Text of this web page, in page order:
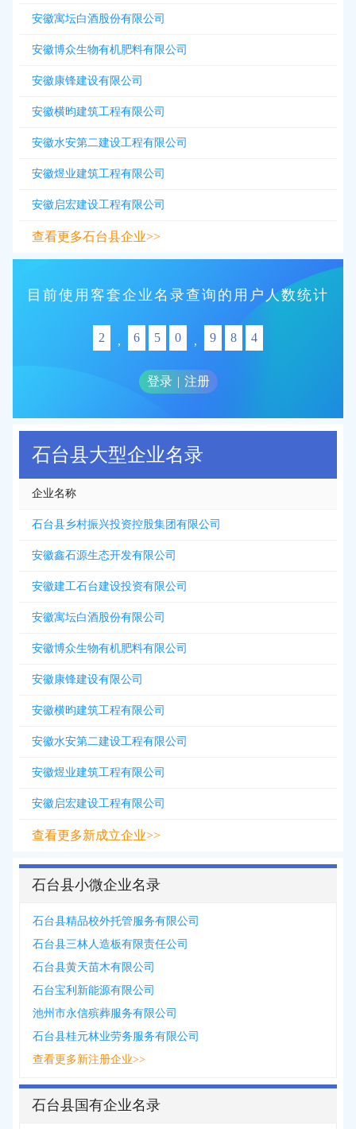
安徽寓坛白酒股份有限公司
安徽博众生物有机肥料有限公司
安徽康锋建设有限公司
安徽横昀建筑工程有限公司
安徽水安第二建设工程有限公司
安徽煜业建筑工程有限公司
安徽启宏建设工程有限公司
查看更多石台县企业>>
目前使用客套企业名录查询的用户人数统计
2 , 6 5 0 , 9 8 4
登录 | 注册
石台县大型企业名录
企业名称
石台县乡村振兴投资控股集团有限公司
安徽鑫石源生态开发有限公司
安徽建工石台建设投资有限公司
安徽寓坛白酒股份有限公司
安徽博众生物有机肥料有限公司
安徽康锋建设有限公司
安徽横昀建筑工程有限公司
安徽水安第二建设工程有限公司
安徽煜业建筑工程有限公司
安徽启宏建设工程有限公司
查看更多新成立企业>>
石台县小微企业名录
石台县精品校外托管服务有限公司
石台县三林人造板有限责任公司
石台县黄天苗木有限公司
石台宝利新能源有限公司
池州市永信殡葬服务有限公司
石台县桂元林业劳务服务有限公司
查看更多新注册企业>>
石台县国有企业名录